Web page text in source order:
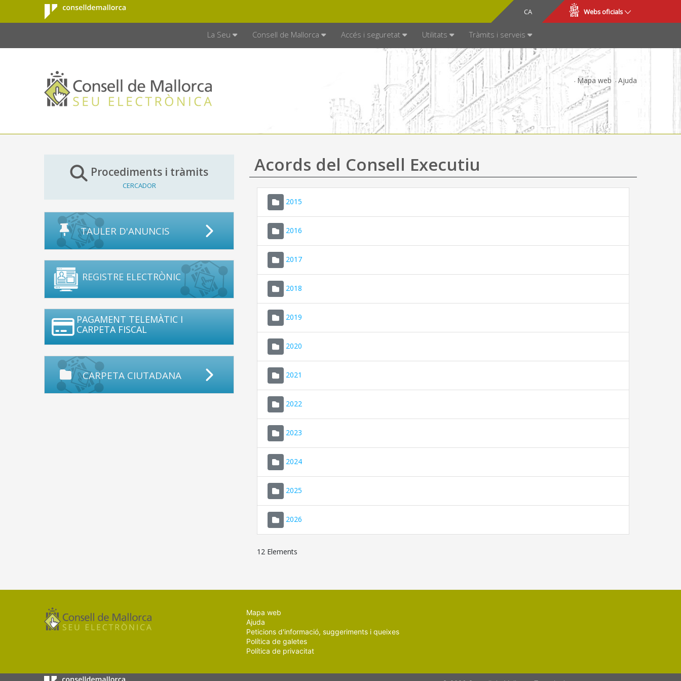
Salta al contingut principal
Consell de
Mallorca
CA
ES Webs oficials
La Seu Consell de Mallorca Accés i seguretat Utilitats Tràmits i serveis
Mapa web Ajuda
Procediments i tràmits
CERCADOR
TAULER D'ANUNCIS
REGISTRE ELECTRÒNIC
PAGAMENT TELEMÀTIC I
CARPETA FISCAL
CARPETA CIUTADANA
Acords del Consell Executiu
2015
2016
2017
2018
2019
2020
2021
2022
2023
2024
2025
2026
12 Elements
Mapa web
Ajuda
Peticions d'informació, suggeriments i queixes
Política de galetes
Política de privacitat